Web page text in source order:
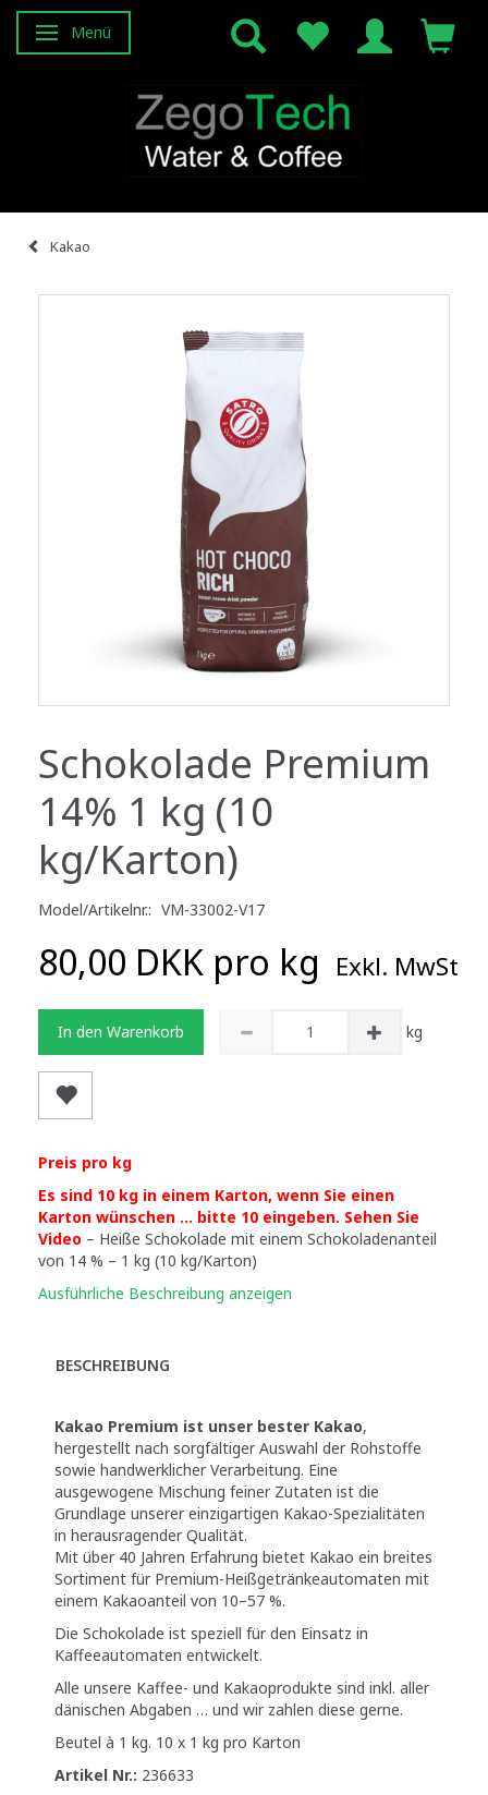
Anzeige ändern
Menü
Kakao
Schokolade Premium
14% 1 kg (10
kg/Karton)
Model/Artikelnr.: VM-33002-V17
80,00 DKK pro kg Exkl. MwSt
In den Warenkorb kg
Preis pro kg
Es sind 10 kg in einem Karton, wenn Sie einen
Karton wünschen … bitte 10 eingeben. Sehen Sie
Video – Heiße Schokolade mit einem Schokoladenanteil
von 14 % – 1 kg (10 kg/Karton)
Ausführliche Beschreibung anzeigen
BESCHREIBUNG
Kakao Premium ist unser bester Kakao,
hergestellt nach sorgfältiger Auswahl der Rohstoffe
sowie handwerklicher Verarbeitung. Eine
ausgewogene Mischung feiner Zutaten ist die
Grundlage unserer einzigartigen Kakao-Spezialitäten
in herausragender Qualität.
Mit über 40 Jahren Erfahrung bietet Kakao ein breites
Sortiment für Premium-Heißgetränkeautomaten mit
einem Kakaoanteil von 10–57 %.
Die Schokolade ist speziell für den Einsatz in
Kaffeeautomaten entwickelt.
Alle unsere Kaffee- und Kakaoprodukte sind inkl. aller
dänischen Abgaben … und wir zahlen diese gerne.
Beutel à 1 kg. 10 x 1 kg pro Karton
Artikel Nr.: 236633